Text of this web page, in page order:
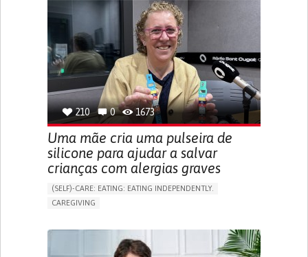
APP (INCLUDING WHEN CONNECTED WITH WEARABLE)
ONLINE SERVICE
SOCIAL WITHDRAWAL OR ISOLATION
VISION PROBLEMS
PROMOTING INCLUSIVITY AND SOCIAL INTEGRATION
OPHTHALMOLOGY
SPAIN
210 0 1673
Uma mãe cria uma pulseira de
silicone para ajudar a salvar
crianças com alergias graves
(SELF)-CARE: EATING: EATING INDEPENDENTLY.
CAREGIVING
BODY-WORN SOLUTIONS (CLOTHING, ACCESSORIES,
SHOES, SENSORS...)